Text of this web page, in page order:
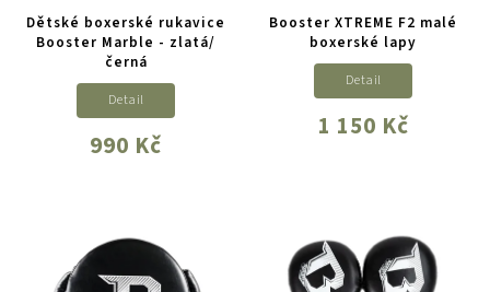
Dětské boxerské rukavice
Booster Marble - zlatá/
černá
990 Kč
Detail
Booster XTREME F2 malé
boxerské lapy
1 150 Kč
Detail